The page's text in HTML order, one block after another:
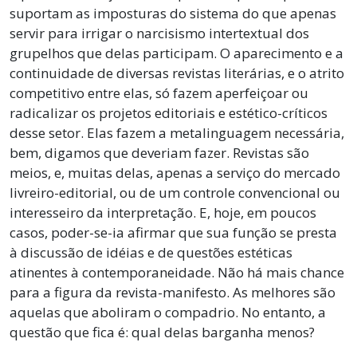
suportam as imposturas do sistema do que apenas
servir para irrigar o narcisismo intertextual dos
grupelhos que delas participam. O aparecimento e a
continuidade de diversas revistas literárias, e o atrito
competitivo entre elas, só fazem aperfeiçoar ou
radicalizar os projetos editoriais e estético-críticos
desse setor. Elas fazem a metalinguagem necessária,
bem, digamos que deveriam fazer. Revistas são
meios, e, muitas delas, apenas a serviço do mercado
livreiro-editorial, ou de um controle convencional ou
interesseiro da interpretação. E, hoje, em poucos
casos, poder-se-ia afirmar que sua função se presta
à discussão de idéias e de questões estéticas
atinentes à contemporaneidade. Não há mais chance
para a figura da revista-manifesto. As melhores são
aquelas que aboliram o compadrio. No entanto, a
questão que fica é: qual delas barganha menos?